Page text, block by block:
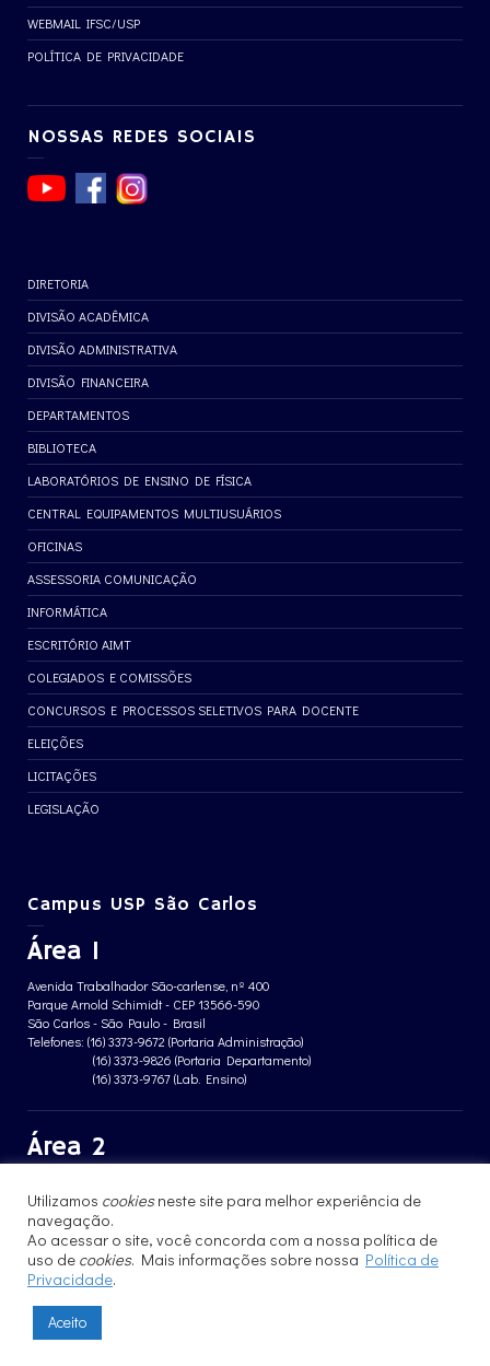
WEBMAIL IFSC/USP
POLÍTICA DE PRIVACIDADE
NOSSAS REDES SOCIAIS
DIRETORIA
DIVISÃO ACADÊMICA
DIVISÃO ADMINISTRATIVA
DIVISÃO FINANCEIRA
DEPARTAMENTOS
BIBLIOTECA
LABORATÓRIOS DE ENSINO DE FÍSICA
CENTRAL EQUIPAMENTOS MULTIUSUÁRIOS
OFICINAS
ASSESSORIA COMUNICAÇÃO
INFORMÁTICA
ESCRITÓRIO AIMT
COLEGIADOS E COMISSÕES
CONCURSOS E PROCESSOS SELETIVOS PARA DOCENTE
ELEIÇÕES
LICITAÇÕES
LEGISLAÇÃO
Campus USP São Carlos
Área 1
Avenida Trabalhador São-carlense, nº 400
Parque Arnold Schimidt - CEP 13566-590
São Carlos - São Paulo - Brasil
Telefones: (16) 3373-9672 (Portaria Administração)
(16) 3373-9826 (Portaria Departamento)
(16) 3373-9767 (Lab. Ensino)
Área 2
Jardim Santa Angelina - CEP 13563-120
São Carlos - São Paulo - Brasil
Telefone: (16) 3373-8068 (Portaria prédio CFBio)
(16) 3364-8070 (Portaria prédio poloTErRA)
Utilizamos cookiesneste site para melhor experiência de
navegação.
Ao acessar o site, você concorda com a nossa política de
uso de cookies. Mais informações sobre nossa Política de
Privacidade.
Aceito